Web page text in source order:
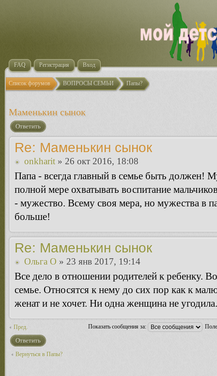
FAQ Регистрация Вход
Список форумов ВОПРОСЫ СЕМЬИ Папы?
Маменькин сынок
Ответить
Re: Маменькин сынок
onkharit » 26 окт 2016, 18:08
Папа - всегда главный в семье быть должен!
полной мере охватывать воспитание
- мужество. Всему своя мера, но мужества в
больше!
Re: Маменькин сынок
Ольга O » 23 янв 2017, 19:14
Все дело в отношении родителей к ребенку.
семье. Относятся к нему до сих пор как к
женат и не хочет. Ни одна женщина не
Пред. Показать сообщения за:
Ответить
Вернуться в Папы?